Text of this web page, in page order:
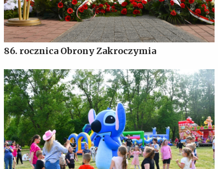
86. rocznica Obrony Zakroczymia